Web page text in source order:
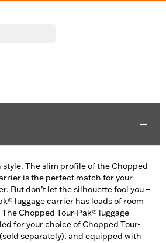
The slim profile of the Chopped
is the perfect match for your
But don’t let the silhouette fool you –
luggage carrier has loads of room
Chopped Tour-Pak® luggage
for your choice of Chopped Tour-
separately), and equipped with